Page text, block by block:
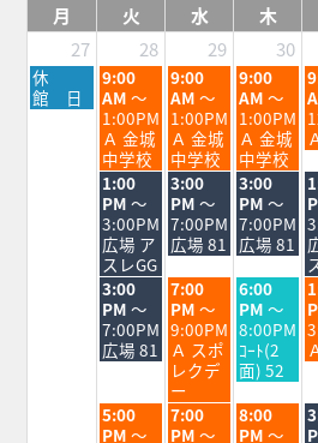
月 火 水 木
27
28 29 30
月
曜
日,
休
館 日
火
曜
日,
7
月
28th
2026
9:00
AM ～
1:00PM
Ａ 金城
中学校
水
曜
日,
7
月
29th
2026
9:00
AM ～
1:00PM
Ａ 金城
中学校
木
曜
日,
7
月
30th
2026
9:00
AM ～
1:00PM
Ａ 金城
中学校
7
火
曜
日,
7
月
28th
2026
1:00
PM ～
3:00PM
広場 ア
スレGG
水
曜
日,
7
月
29th
2026
3:00
PM ～
7:00PM
広場 81
木
曜
日,
7
月
30th
2026
3:00
PM ～
7:00PM
広場 81
7
火
曜
日,
7
月
2026
3:00
PM ～
7:00PM
広場 81
水
曜
日,
7
月
29th
2026
7:00
PM ～
9:00PM
Ａ スポ
レクデ
ー
木
曜
日,
7
月
30th
2026
6:00
PM ～
8:00PM
ｺｰﾄ(2
面) 52
7
火
曜
5:00
PM ～
水
曜
7:00
PM ～
木
曜
8:00
PM ～